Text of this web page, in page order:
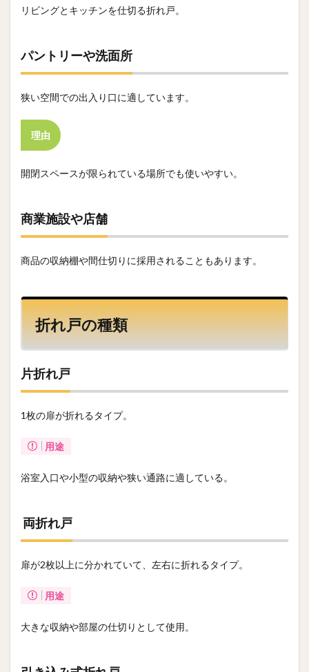
リビングとキッチンを仕切る折れ戸。
パントリーや洗面所
狭い空間での出入り口に適しています。
理由
開閉スペースが限られている場所でも使いやすい。
商業施設や店舗
商品の収納棚や間仕切りに採用されることもあります。
折れ戸の種類
片折れ戸
1枚の扉が折れるタイプ。
用途
浴室入口や小型の収納や狭い通路に適している。
両折れ戸
扉が2枚以上に分かれていて、左右に折れるタイプ。
用途
大きな収納や部屋の仕切りとして使用。